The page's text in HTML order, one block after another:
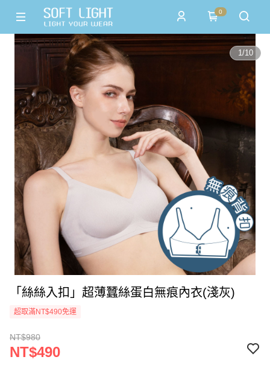
0
1/10
「絲絲入扣」超薄蠶絲蛋白無痕內衣(淺灰)
超取滿NT$490免運
NT$980
NT$490